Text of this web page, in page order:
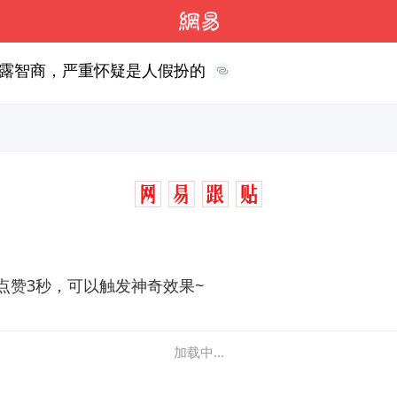
智商，严重怀疑是人假扮的
赞3秒，可以触发神奇效果~
加载中...